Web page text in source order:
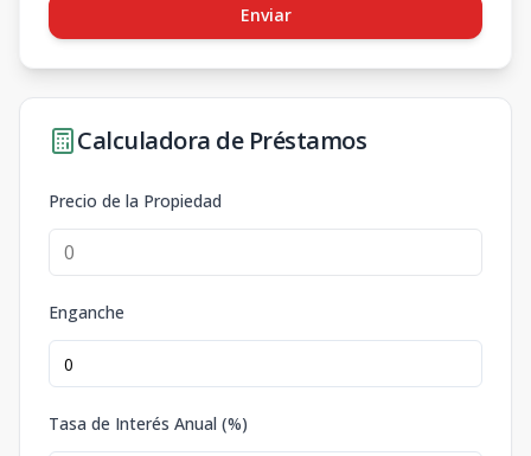
Enviar
Calculadora de Préstamos
Precio de la Propiedad
Enganche
Tasa de Interés Anual (%)